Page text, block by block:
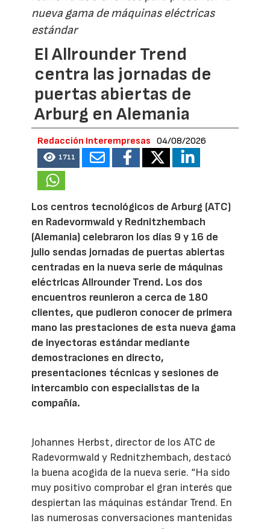
nueva gama de máquinas eléctricas
estándar
El Allrounder Trend
centra las jornadas de
puertas abiertas de
Arburg en Alemania
Redacción Interempresas 04/08/2026
1711
Los centros tecnológicos de Arburg (ATC)
en Radevormwald y Rednitzhembach
(Alemania) celebraron los días 9 y 16 de
julio sendas jornadas de puertas abiertas
centradas en la nueva serie de máquinas
eléctricas Allrounder Trend. Los dos
encuentros reunieron a cerca de 180
clientes, que pudieron conocer de primera
mano las prestaciones de esta nueva gama
de inyectoras estándar mediante
demostraciones en directo,
presentaciones técnicas y sesiones de
intercambio con especialistas de la
compañía.
Johannes Herbst, director de los ATC de
Radevormwald y Rednitzhembach, destacó
la buena acogida de la nueva serie. “Ha sido
muy positivo comprobar el gran interés que
despiertan las máquinas estándar Trend. En
las numerosas conversaciones mantenidas